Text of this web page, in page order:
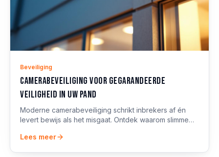
Beveiliging
Camerabeveiliging voor gegarandeerde
veiligheid in uw pand
Moderne camerabeveiliging schrikt inbrekers af én
levert bewijs als het misgaat. Ontdek waarom slimme
Lees meer